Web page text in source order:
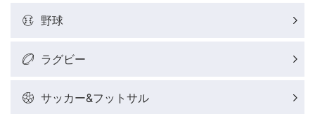
野球
ラグビー
サッカー&フットサル